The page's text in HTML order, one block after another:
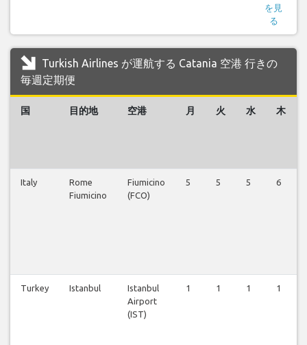
を見
る
Turkish Airlines が運航する Catania 空港 行きの
毎週定期便
国 目的地 空港 月 火 水 木
Italy
Rome
Fiumicino
Fiumicino
(FCO)
5 5 5 6
Turkey Istanbul
Istanbul
Airport
(IST)
1 1 1 1